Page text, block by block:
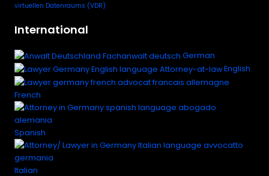
virtuellen Datenraums (VDR)
International
German
English
French
Spanish
Italian